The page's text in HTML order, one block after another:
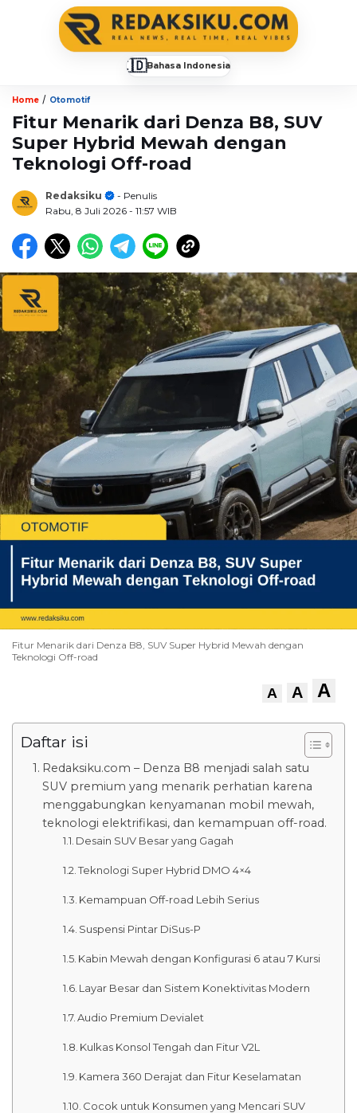
🇮🇩Bahasa Indonesia
Home / Otomotif
Fitur Menarik dari Denza B8, SUV
Super Hybrid Mewah dengan
Teknologi Off-road
Redaksiku
- Penulis
Rabu, 8 Juli 2026 - 11:57 WIB
Fitur Menarik dari Denza B8, SUV Super Hybrid Mewah dengan
Teknologi Off-road
A A A
Daftar isi
Redaksiku.com – Denza B8 menjadi salah satu
SUV premium yang menarik perhatian karena
menggabungkan kenyamanan mobil mewah,
teknologi elektrifikasi, dan kemampuan off-road.
Desain SUV Besar yang Gagah
Teknologi Super Hybrid DMO 4×4
Kemampuan Off-road Lebih Serius
Suspensi Pintar DiSus-P
Kabin Mewah dengan Konfigurasi 6 atau 7 Kursi
Layar Besar dan Sistem Konektivitas Modern
Audio Premium Devialet
Kulkas Konsol Tengah dan Fitur V2L
Kamera 360 Derajat dan Fitur Keselamatan
Cocok untuk Konsumen yang Mencari SUV